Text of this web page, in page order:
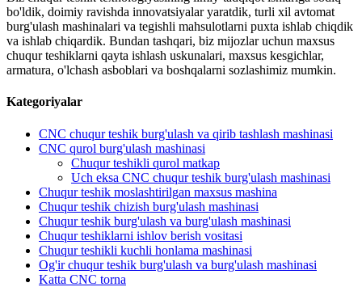
bo'ldik, doimiy ravishda innovatsiyalar yaratdik, turli xil avtomat
burg'ulash mashinalari va tegishli mahsulotlarni puxta ishlab chiqdik
va ishlab chiqardik. Bundan tashqari, biz mijozlar uchun maxsus
chuqur teshiklarni qayta ishlash uskunalari, maxsus kesgichlar,
armatura, o'lchash asboblari va boshqalarni sozlashimiz mumkin.
Kategoriyalar
CNC chuqur teshik burg'ulash va qirib tashlash mashinasi
CNC qurol burg'ulash mashinasi
Chuqur teshikli qurol matkap
Uch eksa CNC chuqur teshik burg'ulash mashinasi
Chuqur teshik moslashtirilgan maxsus mashina
Chuqur teshik chizish burg'ulash mashinasi
Chuqur teshik burg'ulash va burg'ulash mashinasi
Chuqur teshiklarni ishlov berish vositasi
Chuqur teshikli kuchli honlama mashinasi
Og'ir chuqur teshik burg'ulash va burg'ulash mashinasi
Katta CNC torna